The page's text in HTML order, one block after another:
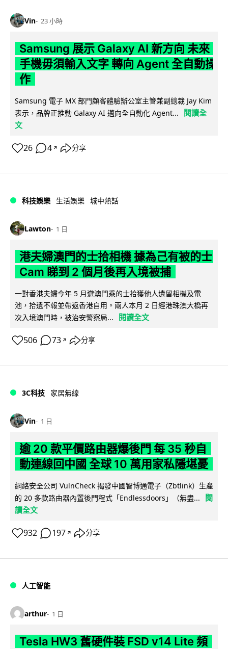
Vin 23 小時
Samsung 展示 Galaxy AI 新方向 未來
手機毋須輸入文字 轉向 Agent 全自動操
作
Samsung 電子 MX 部門顧客體驗辦公室主管兼副總裁 Jay Kim
表示，品牌正推動 Galaxy AI 邁向全自動化 Agent...
閱讀全
文
26 4 ↗ 分享
科技娛樂 生活娛樂 城中熱話
Lawton 1 日
港夫婦澳門的士拾相機 據為己有被的士
Cam 睇到 2 個月後再入境被捕
一對香港夫婦今年 5 月遊澳門乘的士拾獲他人遺留相機及電
池，拾遺不報並帶返香港自用。兩人本月 2 日經港珠澳大橋再
次入境澳門時，被治安警察局...
閱讀全文
506 73 ↗ 分享
3C科技 家居無線
Vin 1 日
逾 20 款平價路由器爆後門 每 35 秒自
動連線回中國 全球 10 萬用家私隱堪憂
網絡安全公司 VulnCheck 揭發中國智博通電子（Zbtlink）生產
的 20 多款路由器內置後門程式「Endlessdoors」（無盡...
閱
讀全文
932 197 ↗ 分享
人工智能
arthur 1 日
Tesla HW3 舊硬件裝 FSD v14 Lite 頻